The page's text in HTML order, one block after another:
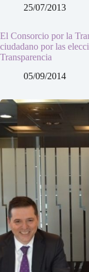
25/07/2013
El Consorcio por la
ciudadano por las
Transparencia
05/09/2014